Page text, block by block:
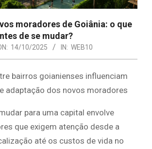
moradores de Goiânia: o que
de se mudar?
14/10/2025 IN: WEB10
bairros goianienses influenciam
adaptação dos novos moradores
para uma capital envolve
que exigem atenção desde a
até os custos de vida no